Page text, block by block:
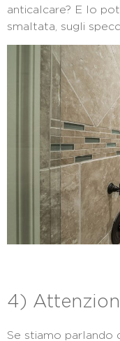
anticalcare? E lo
smaltata, sugli
4)
Se stiamo parlando